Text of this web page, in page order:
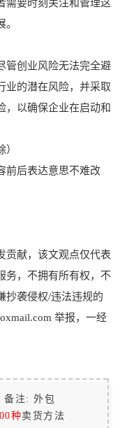
需要时刻关注和管理这
管创业风险无法完全避
业的潜在风险，并采取
，以确保企业在启动和
前后表达意思不难改
贡献，该文观点仅代表
务，不拥有所有权，不
抄袭侵权/违法违规的
举报，一经
备注: 外包
种卖货方法